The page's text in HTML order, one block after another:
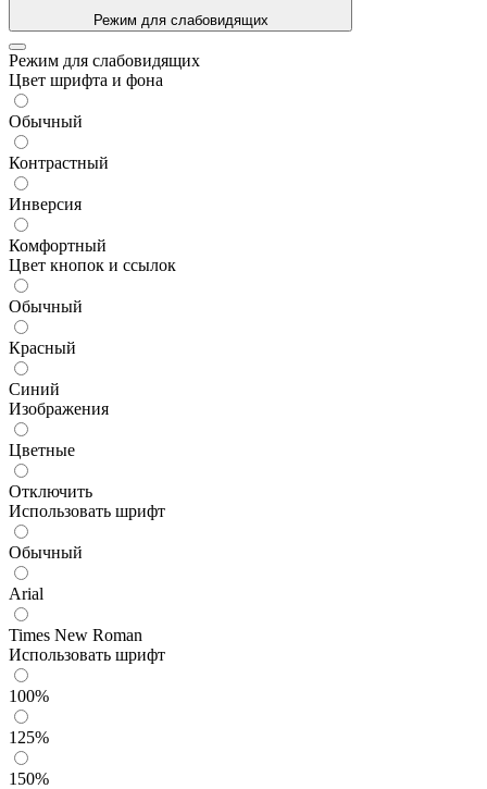
Режим для слабовидящих
Режим для слабовидящих
Цвет шрифта и фона
Обычный
Контрастный
Инверсия
Комфортный
Цвет кнопок и ссылок
Обычный
Красный
Синий
Изображения
Цветные
Отключить
Использовать шрифт
Обычный
Arial
Times New Roman
Использовать шрифт
100%
125%
150%